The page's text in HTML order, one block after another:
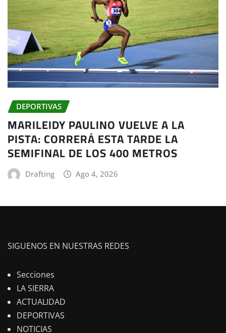
DEPORTIVAS
MARILEIDY PAULINO VUELVE A LA
PISTA: CORRERÁ ESTA TARDE LA
SEMIFINAL DE LOS 400 METROS
Drafting Ago 4, 2026
SIGUENOS EN NUESTRAS REDES
Secciones
LA SIERRA
ACTUALIDAD
DEPORTIVAS
NOTICIAS